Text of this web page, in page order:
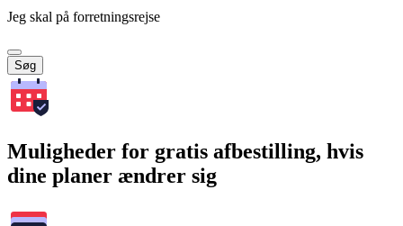
Jeg skal på forretningsrejse
Søg
Muligheder for gratis afbestilling, hvis
dine planer ændrer sig